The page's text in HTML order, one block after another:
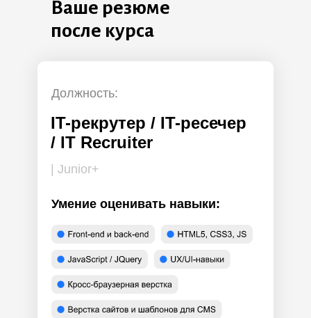
IT-рекрутер / IT-ресечер
/ IT Recruiter
Должность:
Умение оценивать навыки:
Ваше резюме
после курса
| Junior+